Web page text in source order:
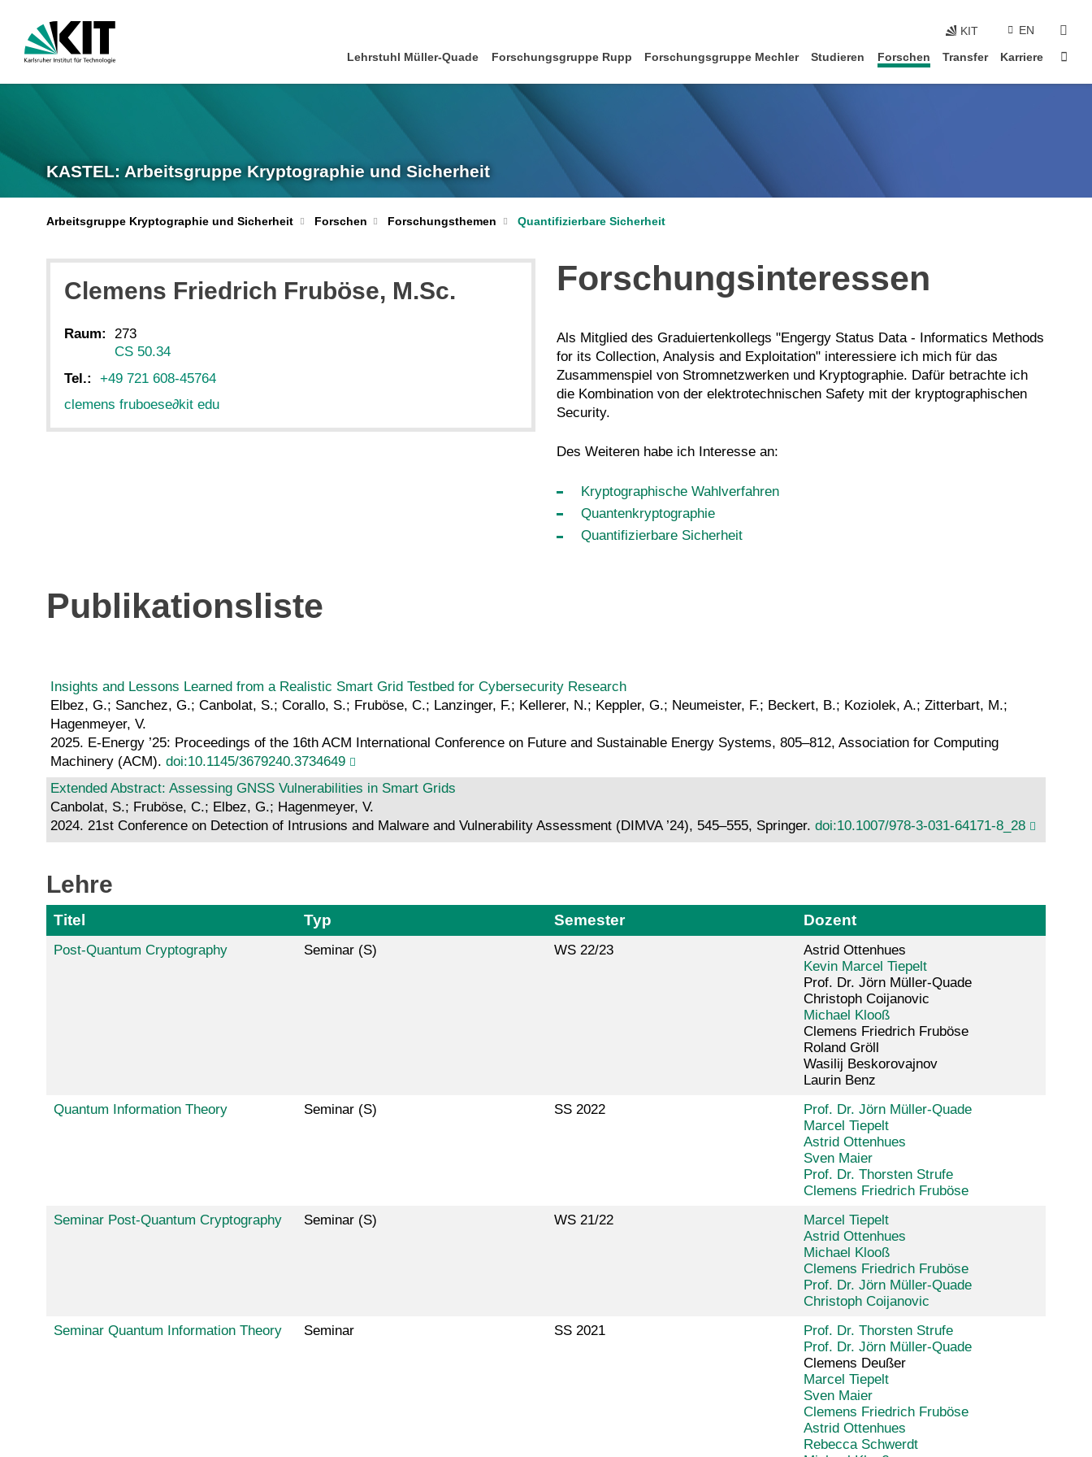
KIT
EN
Lehrstuhl Müller-Quade Forschungsgruppe Rupp Forschungsgruppe Mechler Studieren Forschen Transfer Karriere
KASTEL: Arbeitsgruppe Kryptographie und Sicherheit
Arbeitsgruppe Kryptographie und Sicherheit Forschen Forschungsthemen Quantifizierbare Sicherheit
Clemens Friedrich Fruböse, M.Sc.
Raum:
273
CS 50.34
Tel.:
+49 721 608-45764
clemens fruboese∂kit edu
Forschungsinteressen
Als Mitglied des Graduiertenkollegs "Engergy Status Data - Informatics Methods
for its Collection, Analysis and Exploitation" interessiere ich mich für das
Zusammenspiel von Stromnetzwerken und Kryptographie. Dafür betrachte ich
die Kombination von der elektrotechnischen Safety mit der kryptographischen
Security.
Des Weiteren habe ich Interesse an:
Kryptographische Wahlverfahren
Quantenkryptographie
Quantifizierbare Sicherheit
Publikationsliste
Insights and Lessons Learned from a Realistic Smart Grid Testbed for Cybersecurity Research
Elbez, G.; Sanchez, G.; Canbolat, S.; Corallo, S.; Fruböse, C.; Lanzinger, F.; Kellerer, N.; Keppler, G.; Neumeister, F.; Beckert, B.; Koziolek, A.; Zitterbart, M.;
Hagenmeyer, V.
2025. E-Energy ’25: Proceedings of the 16th ACM International Conference on Future and Sustainable Energy Systems, 805–812, Association for Computing
Machinery (ACM). doi:10.1145/3679240.3734649
Extended Abstract: Assessing GNSS Vulnerabilities in Smart Grids
Canbolat, S.; Fruböse, C.; Elbez, G.; Hagenmeyer, V.
2024. 21st Conference on Detection of Intrusions and Malware and Vulnerability Assessment (DIMVA ’24), 545–555, Springer. doi:10.1007/978-3-031-64171-8_28
Lehre
Titel Typ Semester Dozent
Post-Quantum Cryptography Seminar (S) WS 22/23
Astrid Ottenhues
Kevin Marcel Tiepelt
Prof. Dr. Jörn Müller-Quade
Christoph Coijanovic
Michael Klooß
Clemens Friedrich Fruböse
Roland Gröll
Wasilij Beskorovajnov
Laurin Benz
Quantum Information Theory
Seminar (S) SS 2022
Prof. Dr. Jörn Müller-Quade
Marcel Tiepelt
Astrid Ottenhues
Sven Maier
Prof. Dr. Thorsten Strufe
Clemens Friedrich Fruböse
Seminar Post-Quantum Cryptography
Seminar (S) WS 21/22
Marcel Tiepelt
Astrid Ottenhues
Michael Klooß
Clemens Friedrich Fruböse
Prof. Dr. Jörn Müller-Quade
Christoph Coijanovic
Seminar Quantum Information Theory
Seminar SS 2021
Prof. Dr. Thorsten Strufe
Prof. Dr. Jörn Müller-Quade
Clemens Deußer
Marcel Tiepelt
Sven Maier
Clemens Friedrich Fruböse
Astrid Ottenhues
Rebecca Schwerdt